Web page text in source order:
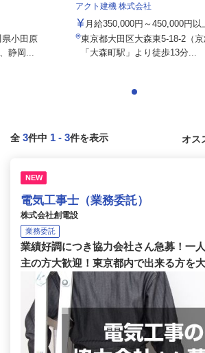
小田原
静岡...
アクト建機 株式会社
月給350,000円～450,000円以
東京都大田区大森東5-18-2（京
「大森町駅」より徒歩13分...
全 3件中 1 - 3件を表示
NEW
電気工事士（業務委託）
株式会社創電設
業務委託
業績好調につき協力会社さん急募！一
主の方大歓迎！東京都内で出来る方を